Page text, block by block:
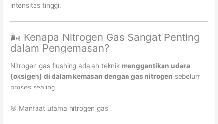
intensitas tinggi.
🌬️ Kenapa Nitrogen Gas Sangat Penting
dalam Pengemasan?
Nitrogen gas flushing adalah teknik menggantikan udara
(oksigen) di dalam kemasan dengan gas nitrogen sebelum
proses sealing.
🎯 Manfaat utama nitrogen gas: